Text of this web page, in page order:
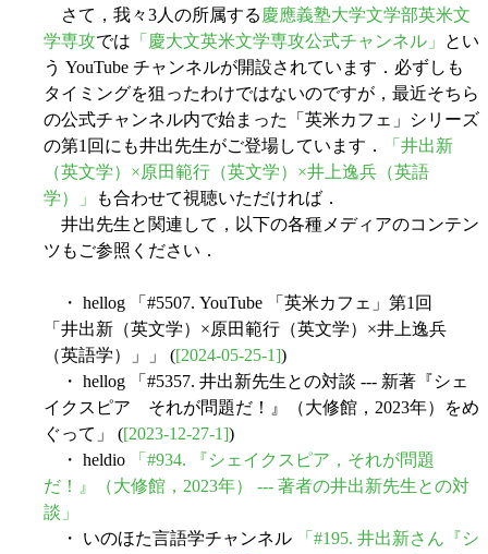
さて，我々3人の所属する 慶應義塾大学文学部英米文
学専攻では 「慶大文英米文学専攻公式チャンネル」
とい
う YouTube チャンネルが開設されています．必ずしも
タイミングを狙ったわけではないのですが，最近そちら
の公式チャンネル内で始まった「英米カフェ」シリーズ
の第1回にも井出先生がご登場しています．
「井出新
（英文学）×原田範行（英文学）×井上逸兵（英語
学）」
も合わせて視聴いただければ．
井出先生と関連して，以下の各種メディアのコンテン
ツもご参照ください．
・ hellog 「#5507. YouTube 「英米カフェ」第1回
「井出新（英文学）×原田範行（英文学）×井上逸兵
（英語学）」」 ([2024-05-25-1])
・ hellog 「#5357. 井出新先生との対談 --- 新著『シェ
イクスピア それが問題だ！』（大修館，2023年）をめ
ぐって」 ([2023-12-27-1])
・ heldio
「#934. 『シェイクスピア，それが問題
だ！』（大修館，2023年） --- 著者の井出新先生との対
談」
・ いのほた言語学チャンネル
「#195. 井出新さん『シ